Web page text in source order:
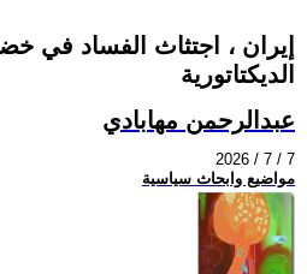
إيران ، اجتثاث الفساد في
الديكتاتورية
عبدالرحمن مهابادي
2026 / 7 / 7
مواضيع وابحاث سياسية